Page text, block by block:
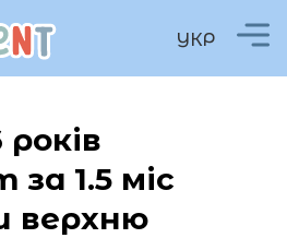
УКР
1.5 міс
верхню